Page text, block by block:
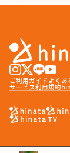
ご利用ガイド よくあ
サービス利用規約